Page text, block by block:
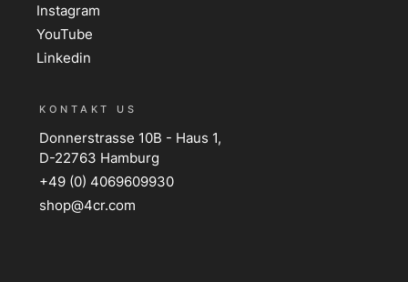
Instagram
YouTube
Linkedin
KONTAKT US
Donnerstrasse 10B - Haus 1,
D-22763 Hamburg
+49 (0) 4069609930
shop@4cr.com